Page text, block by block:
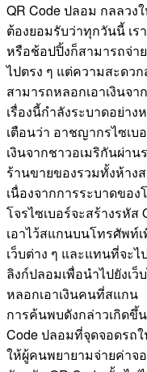
QR Code ปลอม กลลวง
ต้องยอมรับว่าทุกวันนี้ เ
หรือช้อปปิ้งก็สามารถจ่า
ไปตรง ๆ แต่ความสะดว
สามารถหลอกเอาเงินจา
เรื่องนี้กำลังระบาดอย่า
เตือนว่า อาชญากรไซเ
เงินจากชาวอเมริกันผ่าน
ร้านขายของรวมทั้งห้า
เนื่องจากการระบาดของ
โจรไซเบอร์จะสร้างรหั
เอาไว้สแกนบนโทรศัพท์
เว็บต่าง ๆ และแทนที่จะ
ลิงก์ปลอมเพื่อนำไปยังเ
หลอกเอาเงินคนที่สแกน
การค้นพบดังกล่าวเกิดขึ้
Code ปลอมที่จุดจอดรถ
ให้ผู้คนพยายามจ่ายค่าจ